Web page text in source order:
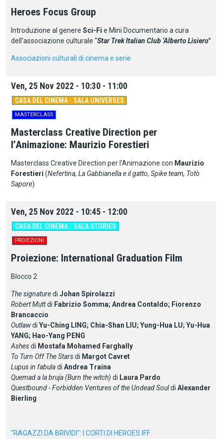
Heroes Focus Group
Introduzione al genereSci-Fi e Mini Documentario a cura
dell'associazione culturale “Star Trek Italian Club ‘Alberto Lisiero"
Associazioni culturali di cinema e serie
Ven, 25 Nov 2022 - 10:30 - 11:00
CASA DEL CINEMA - SALA UNIVERSES
MASTERCLASS
Masterclass Creative Direction per
l’Animazione: Maurizio Forestieri
Masterclass Creative Direction per l’Animazione con Maurizio
Forestieri (Nefertina, La Gabbianella e il gatto, Spike team, Totò
Sapore)
Ven, 25 Nov 2022 - 10:45 - 12:00
CASA DEL CINEMA - SALA STORIES
PROIEZIONI
Proiezione: International Graduation Film
Blocco 2
The signaturediJohan Spirolazzi
Robert Muttdi Fabrizio Somma; Andrea Contaldo; Fiorenzo
Brancaccio
OutlawdiYu-Ching LING; Chia-Shan LIU; Yung-Hua LU; Yu-Hua
YANG; Hao-Yang PENG
Ashesdi Mostafa Mohamed Farghally
To Turn Off The Starsdi Margot Cavret
Lupus in fabuladiAndrea Traina
Quemad a la bruja (Burn the witch)di Laura Pardo
Questbound - Forbidden Ventures of the Undead SouldiAlexander
Bierling
"RAGAZZI DA BRIVIDI": I CORTI DI HEROES IFF